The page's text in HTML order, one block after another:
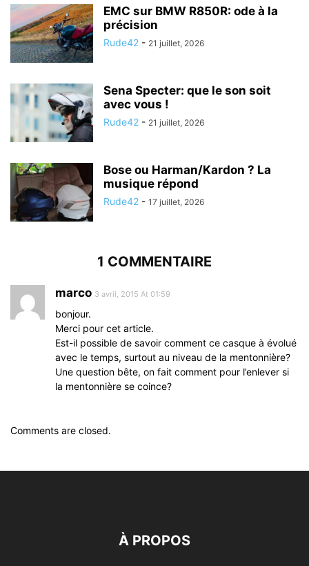
EMC sur BMW R850R: ode à la
précision
Rude42 - 21 juillet, 2026
Sena Specter: que le son soit
avec vous !
Rude42 - 21 juillet, 2026
Bose ou Harman/Kardon ? La
musique répond
Rude42 - 17 juillet, 2026
1 COMMENTAIRE
marco 3 avril, 2015 At 01:59
bonjour.
Merci pour cet article.
Est-il possible de savoir comment ce casque à évolué
avec le temps, surtout au niveau de la mentonnière?
Une question bête, on fait comment pour l’enlever si
la mentonnière se coince?
Comments are closed.
À PROPOS